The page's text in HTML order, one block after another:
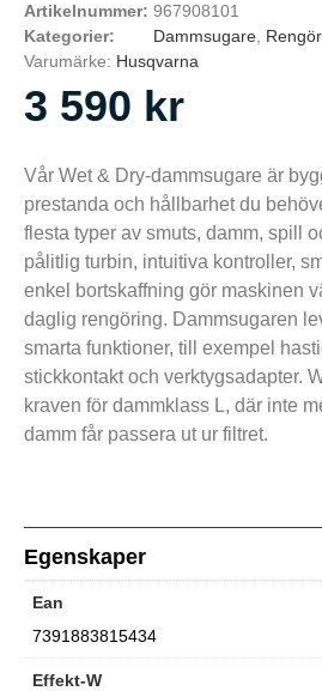
Artikelnummer: 967908101
Kategorier:
Dammsugare
Varumärke: Husqvarna
3 590 kr
Vår Wet & Dry-dammsugare är
prestanda och hållbarhet du
flesta typer av smuts, damm, spill
pålitlig turbin, intuitiva kontroller,
enkel bortskaffning gör maskinen
daglig rengöring. Dammsugaren
smarta funktioner, till exempel
stickkontakt och verktygsadapter.
kraven för dammklass L, där inte
damm får passera ut ur filtret.
Egenskaper
Ean
7391883815434
Effekt-W